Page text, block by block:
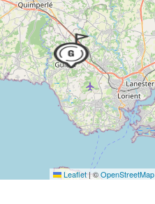
Leaflet|©OpenStreetMap